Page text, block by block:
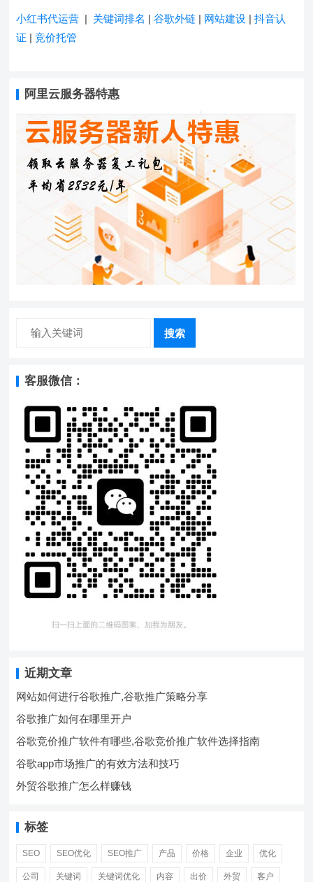
小红书代运营 | 关键词排名 |谷歌外链 | 网站建设 |抖音认
证 |竞价托管
阿里云服务器特惠
搜索
客服微信：
近期文章
网站如何进行谷歌推广,谷歌推广策略分享
谷歌推广如何在哪里开户
谷歌竞价推广软件有哪些,谷歌竞价推广软件选择指南
谷歌app市场推广的有效方法和技巧
外贸谷歌推广怎么样赚钱
标签
SEO SEO优化 SEO推广 产品 价格 企业 优化
公司 关键词 关键词优化 内容 出价 外贸 客户